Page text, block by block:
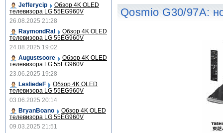
Qosmio G30/97A:
Jefferycip Обзор 4K OLED
телевизора LG 55EG960V
26.08.2025 21:28
RaymondRal
Обзор 4K OLED
телевизора LG 55EG960V
24.08.2025 19:02
Augustsoore
Обзор 4K OLED
телевизора LG 55EG960V
23.06.2025 19:28
LesliedeF
Обзор 4K OLED
телевизора LG 55EG960V
03.06.2025 20:14
BryanBoano
Обзор 4K OLED
телевизора LG 55EG960V
09.03.2025 21:51